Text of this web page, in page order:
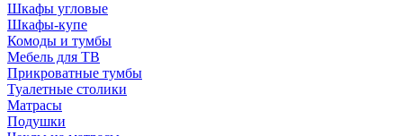
Шкафы угловые
Шкафы-купе
Комоды и тумбы
Мебель для ТВ
Прикроватные тумбы
Туалетные столики
Матрасы
Подушки